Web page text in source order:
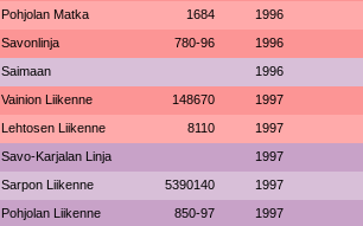
Pohjolan Matka 1684 1996
Savonlinja 780-96 1996
Saimaan 1996
Vainion Liikenne 148670 1997
Lehtosen Liikenne 8110 1997
Savo-Karjalan Linja 1997
Sarpon Liikenne 5390140 1997
Pohjolan Liikenne 850-97 1997